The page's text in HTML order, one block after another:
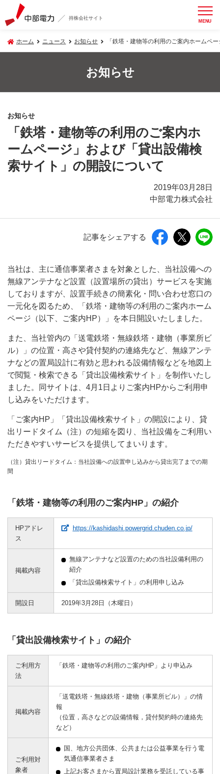
持株会社サイト MENU
ホーム ニュース お知らせ 「鉄塔・建物等の利用のご案内ホームペ
お知らせ
お知らせ
「鉄塔・建物等の利用のご案内ホ
ームページ」および「貸出設備検
索サイト」の開設について
2019年03月28日
中部電力株式会社
記事をシェアする
当社は、主に通信事業者さまを対象とした、当社設備への
無線アンテナなど設置（設置場所の貸出）サービスを実施
しておりますが、設置手続きの簡素化・問い合わせ窓口の
一元化を図るため、「鉄塔・建物等の利用のご案内ホーム
ページ（以下、ご案内HP）」を本日開設いたしました。
また、当社管内の「送電鉄塔・無線鉄塔・建物（事業所ビ
ル）」の位置・高さや貸付契約の連絡先など、無線アンテ
ナなどの置局設計に有効と思われる設備情報などを地図上
で閲覧・検索できる「貸出設備検索サイト」を制作いたし
ました。同サイトは、4月1日よりご案内HPからご利用申
し込みをいただけます。
「ご案内HP」「貸出設備検索サイト」の開設により、貸
出リードタイム（注）の短縮を図り、当社設備をご利用い
ただきやすいサービスを提供してまいります。
（注）貸出リードタイム：当社設備への設置申し込みから貸出完了までの期
間
「鉄塔・建物等の利用のご案内HP」の紹介
HPアドレ
ス
https://kashidashi.powergrid.chuden.co.jp/（新しい
掲載内容
無線アンテナなど設置のための当社設備利用の
紹介
「貸出設備検索サイト」の利用申し込み
開設日 2019年3月28日（木曜日）
「貸出設備検索サイト」の紹介
ご利用方
法
「鉄塔・建物等の利用のご案内HP」より申込み
掲載内容
「送電鉄塔・無線鉄塔・建物（事業所ビル）」の情
報
（位置，高さなどの設備情報，貸付契約時の連絡先
など）
ご利用対
象者
国、地方公共団体、公共または公益事業を行う電
気通信事業者さま
上記お客さまから置局設計業務を受託している事